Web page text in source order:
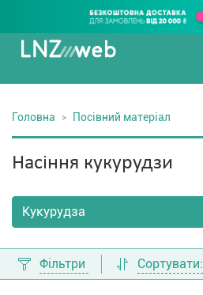
Головна Посівний матеріал
Насіння кукурудзи
Фільтри Сортувати: